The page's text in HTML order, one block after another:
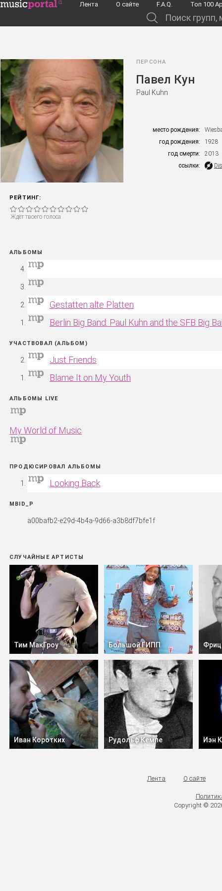
Перейти к основному содержанию
Лента О сайте F.A.Q. Toп 100
РЕЙТИНГ:
Ждёт твоего голоса
ПЕРСОНА
Павел Кун
Paul Kuhn
место рождения:
год рождения:
1928
год смерти:
2013
ссылки:
АЛЬБОМЫ
Gestatten alte Platten
Berlin Big Band: Paul Kuhn and the SFB Big
УЧАСТВОВАЛ (АЛЬБОМ)
Just Friends
Blame It on My Youth
АЛЬБОМЫ LIVE
My World of Music
ПРОДЮСИРОВАЛ АЛЬБОМЫ
Looking Back
MBID_P
a00bafb2-e29d-4b4a-9d66-a3b8df7bfe1f
СЛУЧАЙНЫЕ АРТИСТЫ
Тим МакГроу Большой ГИПП Фриц
Иван Коротких Рудольф Кемпе Иэн
Лента О сайте
Copyright ©